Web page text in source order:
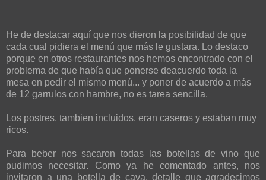
He de destacar aquí que nos dieron la posibilidad de que
cada cual pidiera el menú que más le gustara. Lo destaco
porque en otros restaurantes nos hemos encontrado con el
problema de que había que ponerse deacuerdo toda la
mesa en pedir el mismo menú... y poner de acuerdo a más
de 12 garrulos con hambre, no es tarea sencilla.
Los postres, tambien incluidos, eran caseros y estaban muy
ricos.
Para beber nos sacaron todas las botellas de vino que
pudimos necesitar. Como ya he comentado antes, nos
invitaron a una botella de cava, detalle que agradecimos